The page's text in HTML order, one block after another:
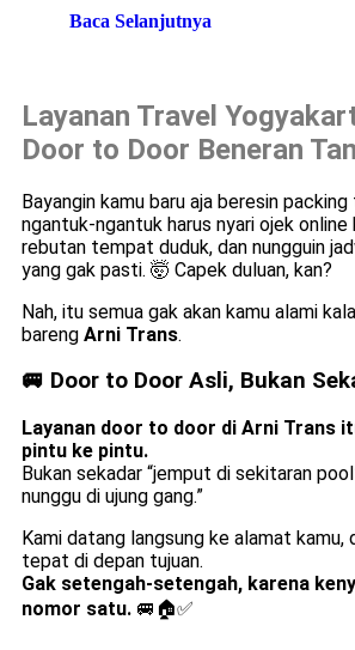
Baca Selanjutnya
Layanan Travel
Door to Door Beneran
Bayangin kamu baru aja beresin
ngantuk-ngantuk harus nyari ojek online
rebutan tempat duduk, dan nungguin
yang gak pasti. 🤯 Capek duluan, kan?
Nah, itu semua gak akan kamu alami
bareng Arni Trans.
🚐 Door to Door Asli, Bukan
Layanan door to door di Arni Trans
pintu ke pintu.
Bukan sekadar “jemput di sekitaran
nunggu di ujung gang.”
Kami datang langsung ke alamat kamu,
tepat di depan tujuan.
Gak setengah-setengah, karena
nomor satu. 🚐🏠✅